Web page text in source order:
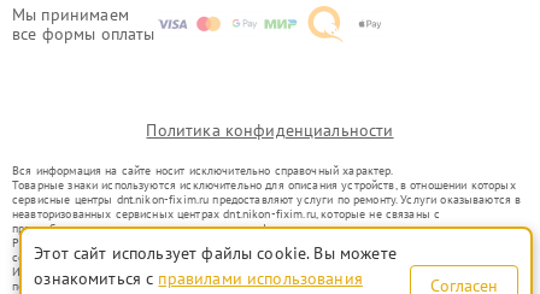
Мы принимаем
все формы оплаты
Политика конфиденциальности
Вся информация на сайте носит исключительно справочный характер.
Товарные знаки используются исключительно для описания устройств, в отношении которых
сервисные центры dnt.nikon-fixim.ru предоставляют услуги по ремонту. Услуги оказываются в
неавторизованных сервисных центрах dnt.nikon-fixim.ru, которые не связаны с
правообладателями товарных знаков или их официальными представителями.
Ремонт осуществляется для устройств, уже введенных в гражданский оборот в соответствии
со статьей 1487 ГК РФ.
Использование товарных знаков не преследует цели индивидуализации услуг или введения
потребителей в заблуждение, а служит для информирования о предоставляемых услугах по
Этот сайт использует файлы cookie. Вы можете
ознакомиться с правилами использования
Согласен